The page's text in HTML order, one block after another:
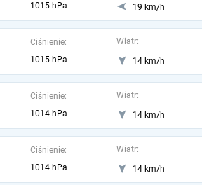
1015 hPa
19 km/h
Ciśnienie:
1015 hPa
Wiatr:
14 km/h
Ciśnienie:
1014 hPa
Wiatr:
14 km/h
Ciśnienie:
1014 hPa
Wiatr:
14 km/h